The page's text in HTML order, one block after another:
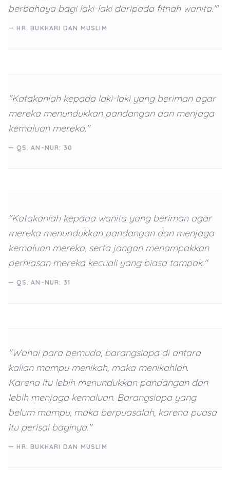
berbahaya bagi laki-laki daripada fitnah wanita.'"
— HR. BUKHARI DAN MUSLIM
"Katakanlah kepada laki-laki yang beriman agar
mereka menundukkan pandangan dan menjaga
kemaluan mereka."
— QS. AN-NUR: 30
"Katakanlah kepada wanita yang beriman agar
mereka menundukkan pandangan dan menjaga
kemaluan mereka, serta jangan menampakkan
perhiasan mereka kecuali yang biasa tampak."
— QS. AN-NUR: 31
"Wahai para pemuda, barangsiapa di antara
kalian mampu menikah, maka menikahlah.
Karena itu lebih menundukkan pandangan dan
lebih menjaga kemaluan. Barangsiapa yang
belum mampu, maka berpuasalah, karena puasa
itu perisai baginya."
— HR. BUKHARI DAN MUSLIM